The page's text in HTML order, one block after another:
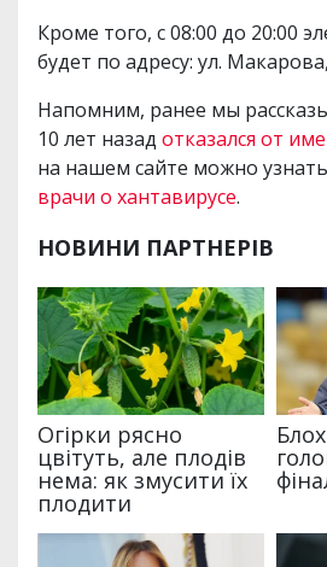
Кроме того, с 08:00 до 20:00
будет по адресу: ул.
Напомним, ранее мы
10 лет назад отказался от
на нашем сайте можно
врачи о хантавирусе.